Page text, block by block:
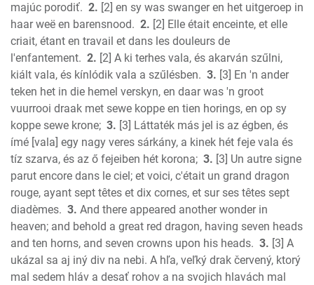
Ezekiel
Daniel
Hosea
Joel
Amos
Obadiah
Jonah
Micah
Nahum
Habakkuk
Zephaniah
Haggai
Zechariah
New Testament
Malachi
majúc porodiť. 2. [2] en sy was swanger en het uitgeroep in
haar weë en barensnood. 2. [2] Elle était enceinte, et elle
criait, étant en travail et dans les douleurs de
l'enfantement. 2. [2] A ki terhes vala, és akarván szűlni,
kiált vala, és kínlódik vala a szűlésben. 3. [3] En 'n ander
teken het in die hemel verskyn, en daar was 'n groot
vuurrooi draak met sewe koppe en tien horings, en op sy
koppe sewe krone; 3. [3] Láttaték más jel is az égben, és
ímé [vala] egy nagy veres sárkány, a kinek hét feje vala és
tíz szarva, és az ő fejeiben hét korona; 3. [3] Un autre signe
parut encore dans le ciel; et voici, c'était un grand dragon
rouge, ayant sept têtes et dix cornes, et sur ses têtes sept
diadèmes. 3. And there appeared another wonder in
heaven; and behold a great red dragon, having seven heads
and ten horns, and seven crowns upon his heads. 3. [3] A
ukázal sa aj iný div na nebi. A hľa, veľký drak červený, ktorý
mal sedem hláv a desať rohov a na svojich hlavách mal